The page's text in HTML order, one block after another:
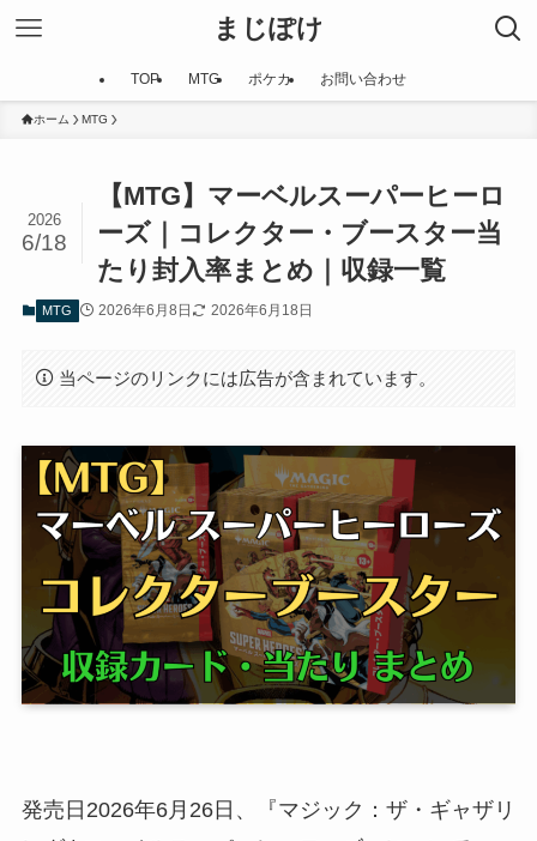
まじぽけ
TOP MTG ポケカ お問い合わせ
ホーム MTG
【MTG】マーベルスーパーヒーロ
ーズ｜コレクター・ブースター当
たり封入率まとめ｜収録一覧
2026
6/18
MTG 2026年6月8日 2026年6月18日
当ページのリンクには広告が含まれています。
発売日2026年6月26日、『マジック：ザ・ギャザリ